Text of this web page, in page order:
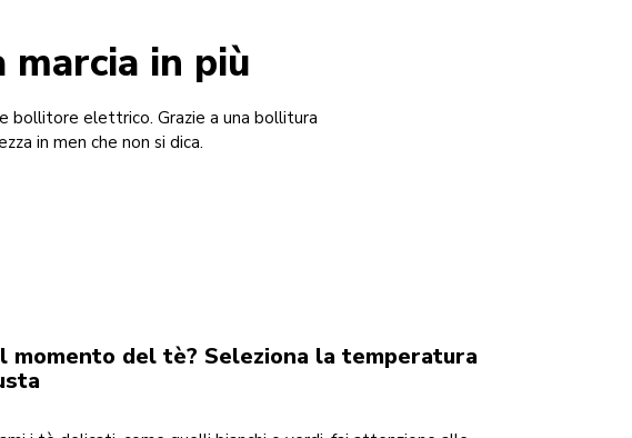
marcia in più
bollitore elettrico. Grazie a una bollitura
in men che non si dica.
momento del tè? Seleziona la temperatura